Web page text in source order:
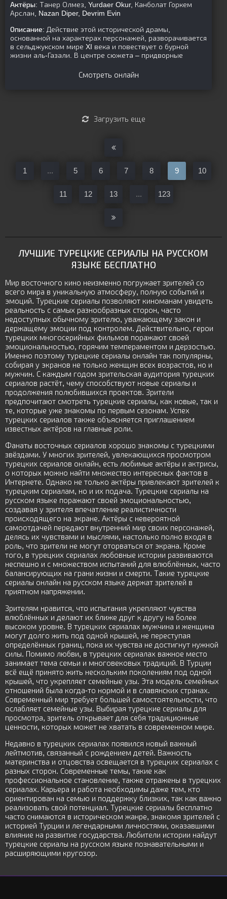
ЛУЧШИЕ ТУРЕЦКИЕ СЕРИАЛЫ НА РУССКОМ
ЯЗЫКЕ БЕСПЛАТНО
Мир восточного кино неизменно погружает зрителей со
всего мира в уникальную атмосферу, полную событий и
эмоций. Турецкие сериалы позволяют киноманам увидеть
реальность с самых разнообразных сторон, часто
недоступных обычному зрителю, уважающему закон и
держащему эмоции под контролем. Действительно, герои
турецких многосерийных фильмов поражают своей
эмоциональностью, горячим темпераментом и дерзостью.
Именно поэтому турецкие сериалы онлайн так популярны,
собирая у экранов не только женщин всех возрастов, но и
мужчин. С каждым годом зрительская аудитория турецких
сериалов растёт, чему способствуют новые сериалы и
продолжения полюбившихся проектов. Зрители
предпочитают смотреть турецкие сериалы, как новые, так и
те, которые уже знакомы по первым сезонам. Успех
турецких сериалов также объясняется приглашением
известных актёров на главные роли.
Фанаты восточных сериалов хорошо знакомы с турецкими
звёздами. У многих зрителей, увлекающихся просмотром
турецких сериалов онлайн, есть любимые актёры и актрисы,
о которых можно найти множество интересных фактов в
Интернете. Однако не только актёры привлекают зрителей к
турецким сериалам, но и их подача. Турецкие сериалы на
русском языке поражают своей эмоциональностью,
создавая у зрителя впечатление реалистичности
происходящего на экране. Актёры с невероятной
самоотдачей передают внутренний мир своих персонажей,
делясь их чувствами и мыслями, настолько полно входя в
роль, что зрители не могут оторваться от экрана. Кроме
того, в турецких сериалах любовные истории развиваются
неспешно и с множеством испытаний для влюблённых, часто
балансирующих на грани жизни и смерти. Такие турецкие
сериалы онлайн на русском языке держат зрителей в
приятном напряжении.
Зрителям нравится, что испытания укрепляют чувства
влюблённых и делают их ближе друг к другу на более
высоком уровне. В турецких сериалах мужчина и женщина
могут долго жить под одной крышей, не переступая
определённых границ, пока их чувства не достигнут нужной
силы. Помимо любви, в турецких сериалах важное место
занимает тема семьи и многовековых традиций. В Турции
всё ещё принято жить нескольким поколениям под одной
крышей, что укрепляет семейные узы. Эта модель семейных
отношений была когда-то нормой и в славянских странах.
Современный мир требует большей самостоятельности, что
ослабляет семейные узы. Выбирая турецкие сериалы для
просмотра, зритель открывает для себя традиционные
ценности, которых может не хватать в современном мире.
Недавно в турецких сериалах появился новый важный
лейтмотив, связанный с рождением детей. Важность
материнства и отцовства освещается в турецких сериалах с
разных сторон. Современные темы, такие как
профессиональное становление, также отражены в турецких
сериалах. Карьера и работа необходимы даже тем, кто
ориентирован на семью и поддержку близких, так как важно
реализовать свой потенциал. Турецкие сериалы бесплатно
часто снимаются в историческом жанре, знакомя зрителей с
историей Турции и легендарными личностями, оказавшими
влияние на развитие государства. Любители истории найдут
турецкие сериалы на русском языке познавательными и
расширяющими кругозор.
Актёры: Танер Олмез, Yurdaer Okur, Канболат Горкем
Арслан, Nazan Diper, Devrim Evin
Описание: Действие этой исторической драмы,
основанной на характерах персонажей, разворачивается
в сельджукском мире XI века и повествует о бурной
жизни аль-Газали. В центре сюжета – придворные
Смотреть онлайн
Загрузить еще
1 ... 5 6 7 8 9 10
11 12 13 ... 123